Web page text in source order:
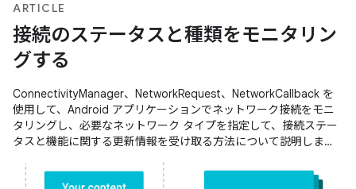
ARTICLE
接続のステータスと種類をモニタリン
グする
ConnectivityManager、NetworkRequest、NetworkCallback を
使用して、Android アプリケーションでネットワーク接続をモニ
タリングし、必要なネットワーク タイプを指定して、接続ステー
タスと機能に関する更新情報を受け取る方法について説明しま